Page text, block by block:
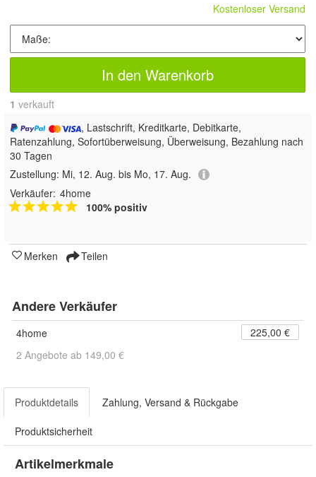
Kostenloser Versand
In den Warenkorb
1 verkauft
, Lastschrift, Kreditkarte, Debitkarte,
Ratenzahlung, Sofortüberweisung, Überweisung, Bezahlung nach
30 Tagen
Zustellung: Mi, 12. Aug. bis Mo, 17. Aug.
Verkäufer: 4home
100% positiv
Merken Teilen
Andere Verkäufer
4home
225,00 €
2 Angebote ab 149,00 €
Produktdetails Zahlung, Versand & Rückgabe
Produktsicherheit
Artikelmerkmale